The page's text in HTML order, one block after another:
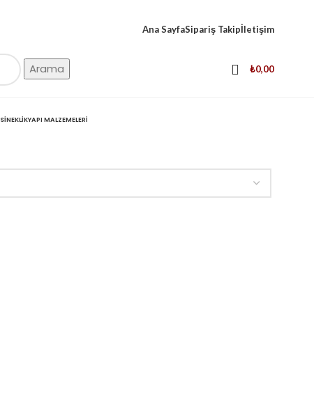
Ana SayfaSipariş Takipİletişim
Arama ₺0,00
SINEKLIKYAPI MALZEMELERI